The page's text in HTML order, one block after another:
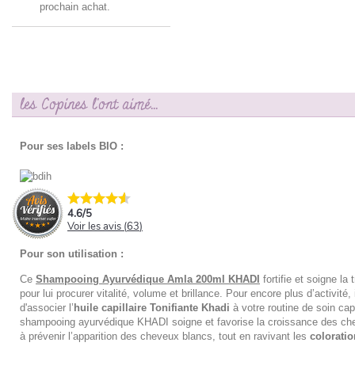
prochain achat.
les Copines l'ont aimé...
Pour ses labels BIO :
4.6/5
Voir les avis (63)
Pour son utilisation :
Ce Shampooing Ayurvédique Amla 200ml KHADI fortifie et soigne la
pour lui procurer vitalité, volume et brillance. Pour encore plus
d'associer l’huile capillaire Tonifiante Khadi à votre routine de soin
shampooing ayurvédique KHADI soigne et favorise la croissance des
à prévenir l’apparition des cheveux blancs, tout en ravivant les